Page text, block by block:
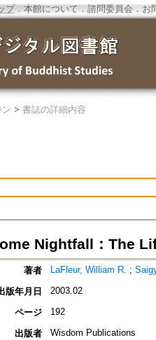
プ．本館について ． 諮問委員会． お
> 書誌の詳細内容
Nightfall：The
著者 LaFleur, William R. ;
版年月日 2003.02
ページ 192
出版者 Wisdom Publications